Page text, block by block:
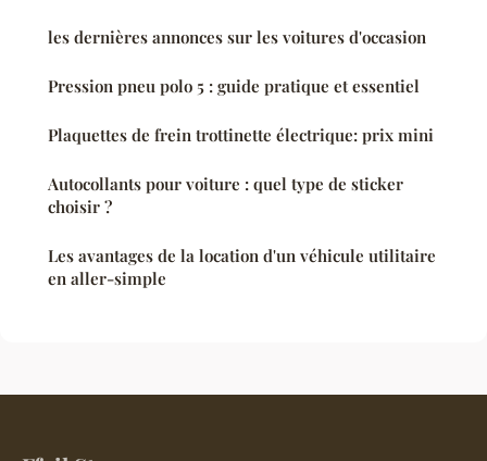
les dernières annonces sur les voitures d'occasion
Pression pneu polo 5 : guide pratique et essentiel
Plaquettes de frein trottinette électrique: prix mini
Autocollants pour voiture : quel type de sticker
choisir ?
Les avantages de la location d'un véhicule utilitaire
en aller-simple